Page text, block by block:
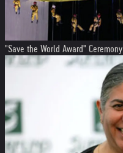
"Save the World Award" Ceremony